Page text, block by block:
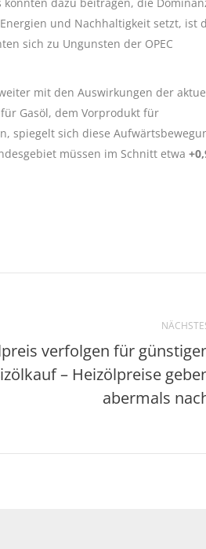
und Nachhaltigkeit setzt, ist
sich zu Ungunsten der OPEC
mit den Auswirkungen der
Gasöl, dem Vorprodukt für
spiegelt sich diese
müssen im Schnitt etwa
verfolgen für
– Heizölpreise
abermals